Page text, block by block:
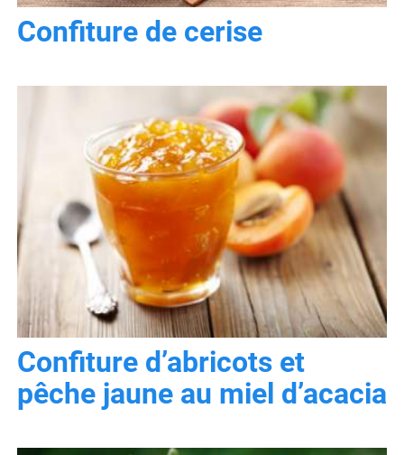
Confiture de cerise
Confiture d’abricots et
pêche jaune au miel d’acacia